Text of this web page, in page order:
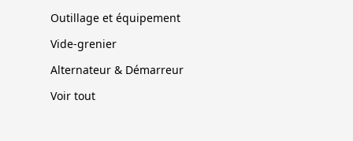
Outillage et équipement
Vide-grenier
Alternateur & Démarreur
Voir tout